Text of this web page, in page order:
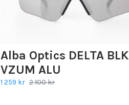
Alba Optics DELTA BLK
VZUM ALU
1 259 kr 2 100 kr